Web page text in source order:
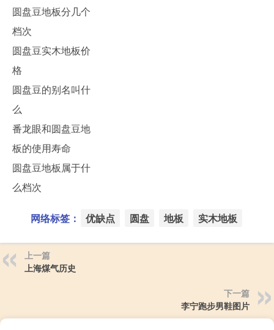
圆盘豆地板分几个
档次
圆盘豆实木地板价
格
圆盘豆的别名叫什
么
番龙眼和圆盘豆地
板的使用寿命
圆盘豆地板属于什
么档次
网络标签： 优缺点 圆盘 地板 实木地板
上一篇
上海煤气历史
下一篇
李宁跑步男鞋图片